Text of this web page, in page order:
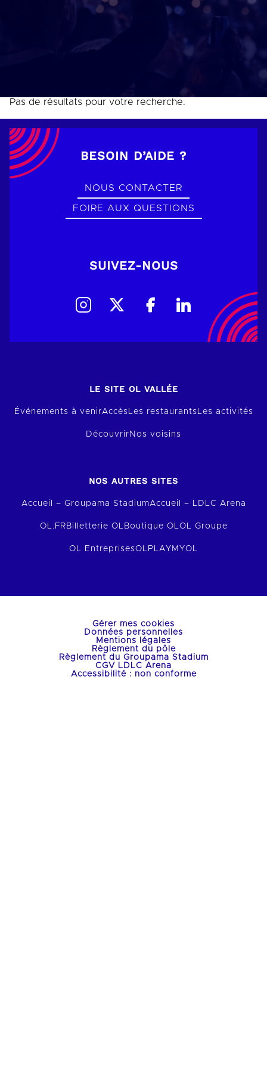
Pas de résultats pour votre recherche.
BESOIN D’AIDE ?
NOUS CONTACTER
FOIRE AUX QUESTIONS
SUIVEZ-NOUS
LE SITE OL VALLÉE
Événements à venirAccèsLes restaurantsLes activités
Découvrir Nos voisins
NOS AUTRES SITES
Accueil – Groupama StadiumAccueil – LDLC Arena
OL.FR Billetterie OL Boutique OLOL Groupe
OL EntreprisesOLPLAY MYOL
Gérer mes cookies
Données personnelles
Mentions légales
Règlement du pôle
Règlement du Groupama Stadium
CGV LDLC Arena
Accessibilité : non conforme